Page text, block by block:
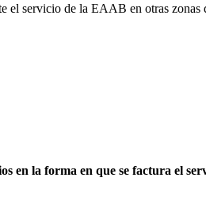
servicio de la EAAB en otras
en la forma en que se factura el